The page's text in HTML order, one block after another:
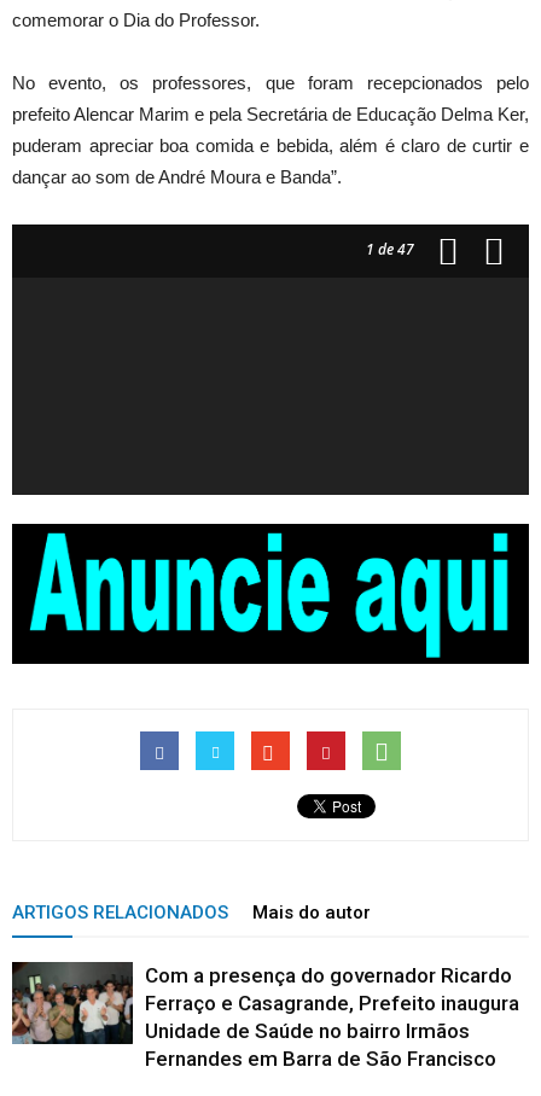
comemorar o Dia do Professor.
No evento, os professores, que foram recepcionados pelo
prefeito Alencar Marim e pela Secretária de Educação Delma Ker,
puderam apreciar boa comida e bebida, além é claro de curtir e
dançar ao som de André Moura e Banda”.
1 de 47
ARTIGOS RELACIONADOS Mais do autor
Com a presença do governador Ricardo
Ferraço e Casagrande, Prefeito inaugura
Unidade de Saúde no bairro Irmãos
Fernandes em Barra de São Francisco